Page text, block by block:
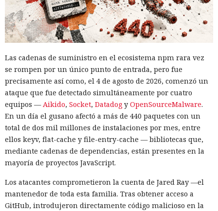
Las cadenas de suministro en el ecosistema npm rara vez
se rompen por un único punto de entrada, pero fue
precisamente así como, el 4 de agosto de 2026, comenzó un
ataque que fue detectado simultáneamente por cuatro
equipos —Aikido, Socket, Datadog y OpenSourceMalware.
En un día el gusano afectó a más de 440 paquetes con un
total de dos mil millones de instalaciones por mes, entre
ellos keyv, flat-cache y file-entry-cache — bibliotecas que,
mediante cadenas de dependencias, están presentes en la
mayoría de proyectos JavaScript.
Los atacantes comprometieron la cuenta de Jared Ray —el
mantenedor de toda esta familia. Tras obtener acceso a
GitHub, introdujeron directamente código malicioso en la